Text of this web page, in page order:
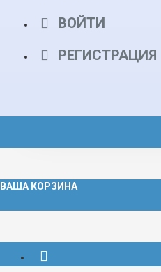
ВОЙТИ
РЕГИСТРАЦИЯ
ВАША КОРЗИНА